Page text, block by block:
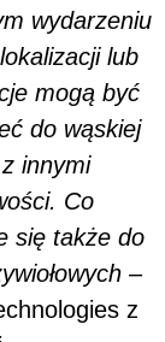
wydarzeniu
lub
mogą być
do wąskiej
innymi
Co
się także do
–
z